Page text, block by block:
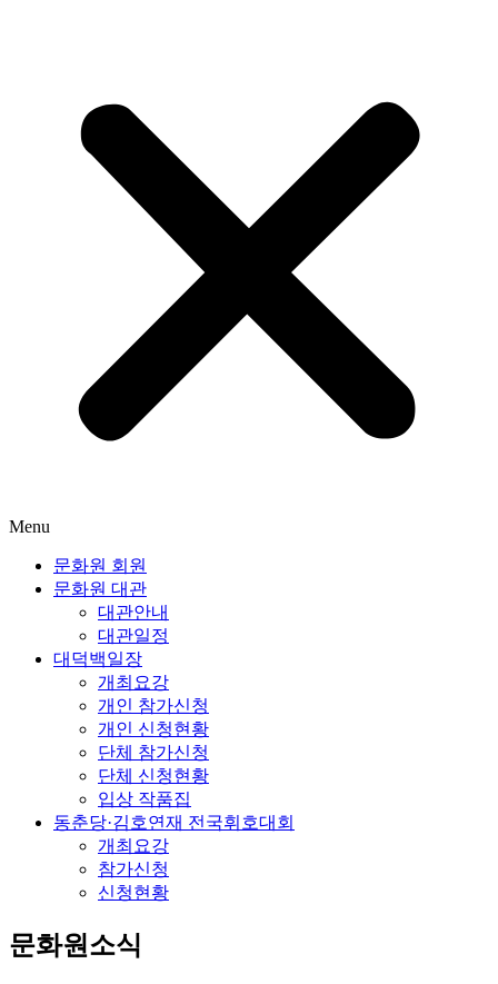
Menu
문화원 회원
문화원 대관
대관안내
대관일정
대덕백일장
개최요강
개인 참가신청
개인 신청현황
단체 참가신청
단체 신청현황
입상 작품집
동춘당·김호연재 전국휘호대회
개최요강
참가신청
신청현황
문화원소식